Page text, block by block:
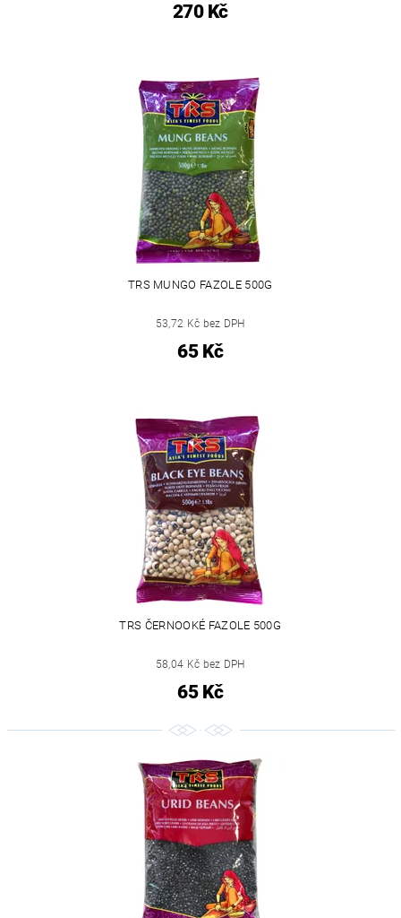
270 Kč
TRS MUNGO FAZOLE 500G
53,72 Kč bez DPH
65 Kč
TRS ČERNOOKÉ FAZOLE 500G
58,04 Kč bez DPH
65 Kč